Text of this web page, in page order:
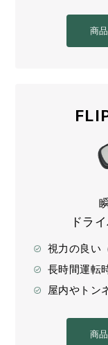
商
ドラ
視力の良い
長時間運転
屋内やトン
商